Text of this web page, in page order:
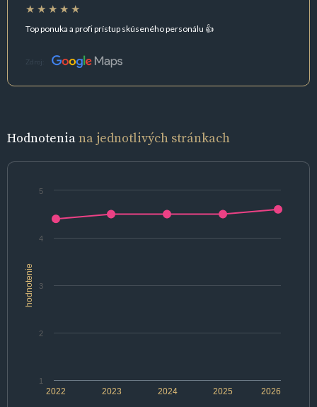
Top ponuka a profi prístup skúseného personálu 👍
Zdroj:
Hodnoteniana jednotlivých stránkach
hodnotenie
2022 2024 2026
2023 2025
1
2
3
4
5